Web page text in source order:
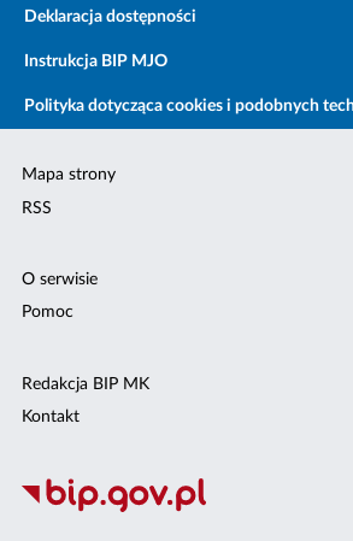
Deklaracja dostępności
Instrukcja BIP MJO
Polityka dotycząca cookies i podobnych
Mapa strony
RSS
O serwisie
Pomoc
Redakcja BIP MK
Kontakt